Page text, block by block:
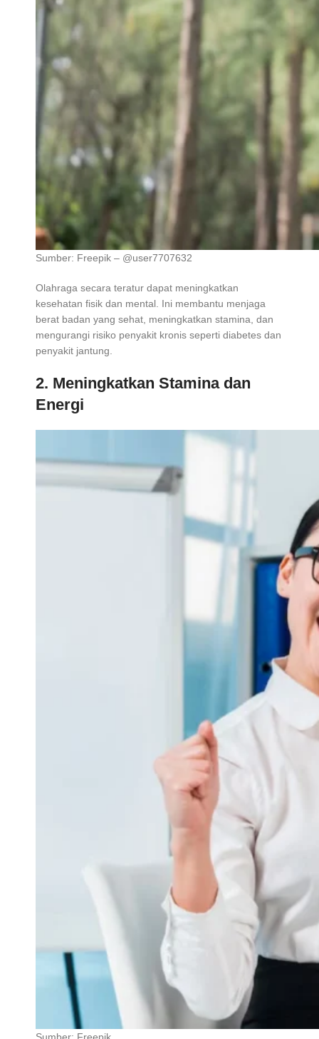
Sumber: Freepik – @user7707632
Olahraga secara teratur dapat meningkatkan
kesehatan fisik dan mental. Ini membantu menjaga
berat badan yang sehat, meningkatkan stamina, dan
mengurangi risiko penyakit kronis seperti diabetes dan
penyakit jantung.
2. Meningkatkan Stamina dan
Energi